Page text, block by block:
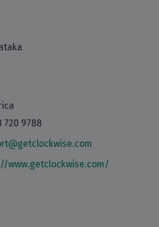
720 9788
www.getclockwise.com/